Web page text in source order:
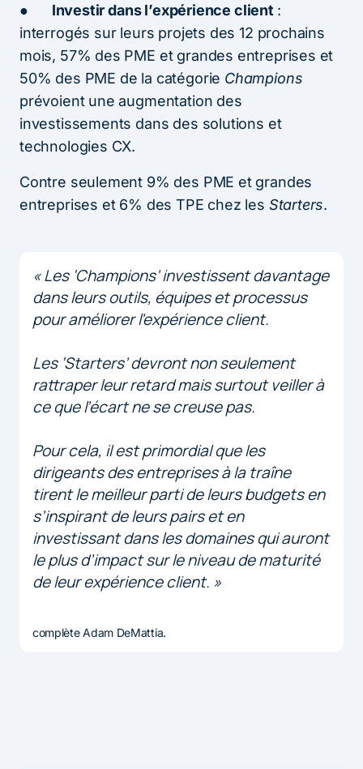
● Investir dans l’expérience client :
interrogés sur leurs projets des 12 prochains
mois, 57% des PME et grandes entreprises et
50% des PME de la catégorie Champions
prévoient une augmentation des
investissements dans des solutions et
technologies CX.
Contre seulement 9% des PME et grandes
entreprises et 6% des TPE chez les Starters.
« Les ‘Champions’ investissent davantage
dans leurs outils, équipes et processus
pour améliorer l’expérience client.
Les ‘Starters’ devront non seulement
rattraper leur retard mais surtout veiller à
ce que l’écart ne se creuse pas.
Pour cela, il est primordial que les
dirigeants des entreprises à la traîne
tirent le meilleur parti de leurs budgets en
s’inspirant de leurs pairs et en
investissant dans les domaines qui auront
le plus d’impact sur le niveau de maturité
de leur expérience client. »
complète Adam DeMattia.